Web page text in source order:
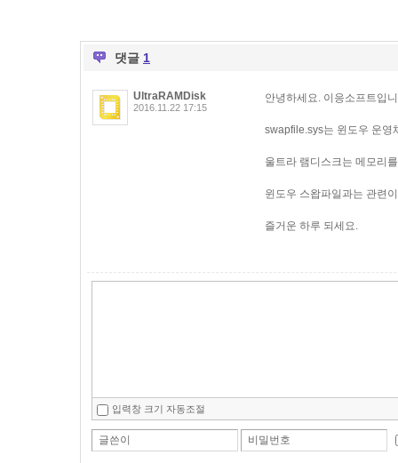
댓글 1
UltraRAMDisk
2016.11.22 17:15
안녕하세요. 이응소프트입
swapfile.sys는 윈도우 운영
울트라 램디스크는 메모리
윈도우 스왑파일과는 관련
즐거운 하루 되세요.
입력창 크기 자동조절
글쓴이 비밀번호